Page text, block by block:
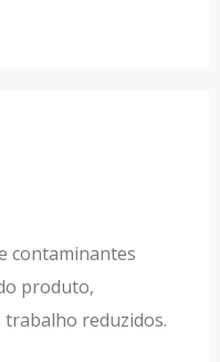
contaminantes
produto,
reduzidos.